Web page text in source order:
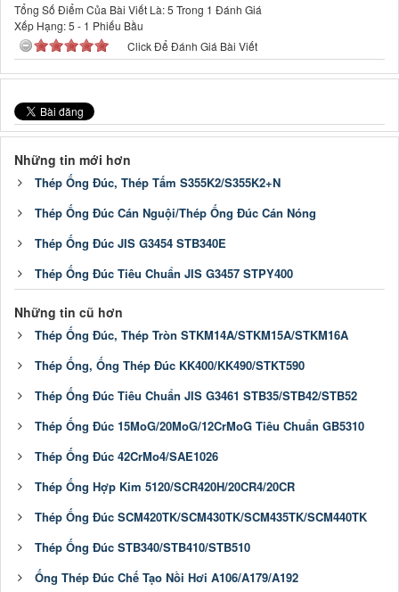
Tổng Số Điểm Của Bài Viết Là: 5 Trong 1 Đánh Giá
Xếp Hạng:5 - 1 Phiếu Bầu
Click Để Đánh Giá Bài Viết
Những tin mới hơn
Thép Ống Đúc, Thép Tấm S355K2/S355K2+N
Thép Ống Đúc Cán Nguội/Thép Ống Đúc Cán Nóng
Thép Ống Đúc JIS G3454 STB340E
Thép Ống Đúc Tiêu Chuẩn JIS G3457 STPY400
Những tin cũ hơn
Thép Ống Đúc, Thép Tròn STKM14A/STKM15A/STKM16A
Thép Ống, Ống Thép Đúc KK400/KK490/STKT590
Thép Ống Đúc Tiêu Chuẩn JIS G3461 STB35/STB42/STB52
Thép Ống Đúc 15MoG/20MoG/12CrMoG Tiêu Chuẩn GB5310
Thép Ống Đúc 42CrMo4/SAE1026
Thép Ống Hợp Kim 5120/SCR420H/20CR4/20CR
Thép Ống Đúc SCM420TK/SCM430TK/SCM435TK/SCM440TK
Thép Ống Đúc STB340/STB410/STB510
Ống Thép Đúc Chế Tạo Nồi Hơi A106/A179/A192